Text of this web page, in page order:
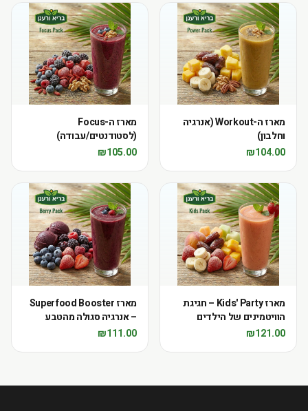
מארז ה-Workout (אנרגיה
וחלבון)
₪104.00
מארז ה-Focus
(לסטודנטים/עבודה)
₪105.00
מארז Kids' Party – חגיגת
הוויטמינים של הילדים
₪121.00
מארז Superfood Booster
– אנרגיה סגולה מהטבע
₪111.00